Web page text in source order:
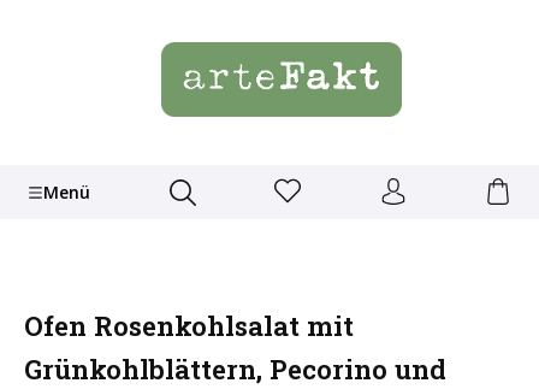
Menü
Ofen Rosenkohlsalat mit
Grünkohlblättern, Pecorino und